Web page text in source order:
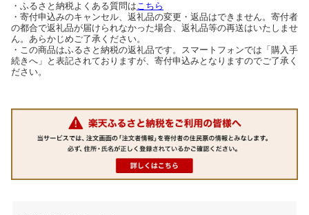
・ふるさと納税よくある質問はこちら
・寄付申込みのキャンセル、返礼品の変更・返品はできません。寄付者
の都合で返礼品が届けられなかった場合、返礼品等の再送はいたしませ
ん。あらかじめご了承ください。
・この商品はふるさと納税の返礼品です。スマートフォンでは「購入手
続きへ」と表記されておりますが、寄付申込みとなりますのでご了承く
ださい。